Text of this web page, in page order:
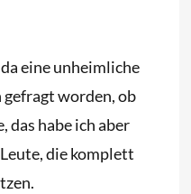
eine unheimliche
worden, ob
das habe ich aber
die komplett